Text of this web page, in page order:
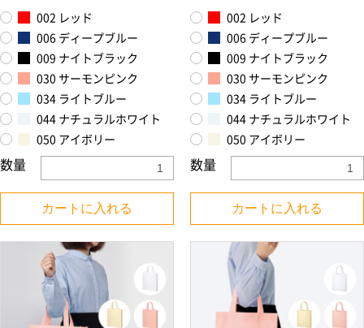
002 レッド
006 ディープブルー
009 ナイトブラック
030 サーモンピンク
034 ライトブルー
044 ナチュラルホワイト
050 アイボリー
数量
カートに入れる
002 レッド
006 ディープブルー
009 ナイトブラック
030 サーモンピンク
034 ライトブルー
044 ナチュラルホワイト
050 アイボリー
数量
カートに入れる